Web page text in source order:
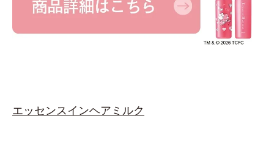
エッセンスインヘアミルク